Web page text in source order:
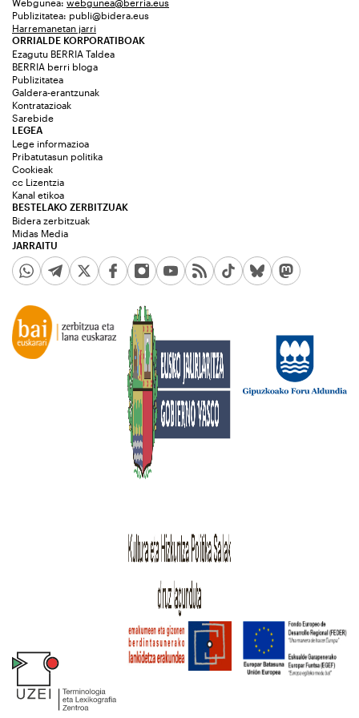
Webgunea: webgunea@berria.eus
Publizitatea: publi@bidera.eus
Harremanetan jarri
ORRIALDE KORPORATIBOAK
Ezagutu BERRIA Taldea
BERRIA berri bloga
Publizitatea
Galdera-erantzunak
Kontratazioak
Sarebide
JARRAITU
LEGEA
Lege informazioa
Pribatutasun politika
Cookieak
cc Lizentzia
Kanal etikoa
BESTELAKO ZERBITZUAK
Bidera zerbitzuak
Midas Media